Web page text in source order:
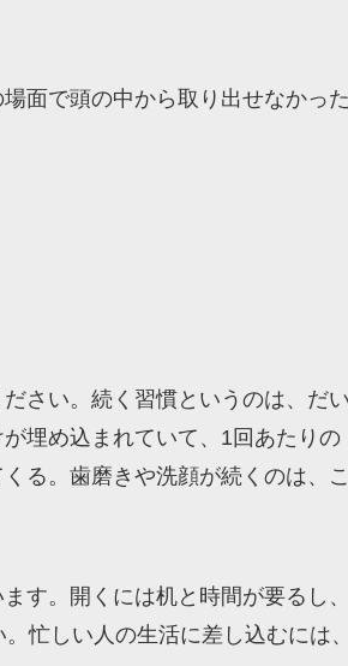
面で頭の中から取り出せなかった
さい。続く習慣というのは、だい
埋め込まれていて、1回あたりの
る。歯磨きや洗顔が続くのは、こ
す。開くには机と時間が要るし、
忙しい人の生活に差し込むには、